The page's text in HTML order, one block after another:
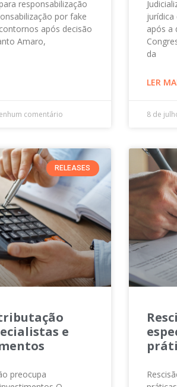
responsabilização
por fake
após decisão
Amaro,
comentário
jurídica
após a
da
LER
8 de
RELEASES
e
preocupa